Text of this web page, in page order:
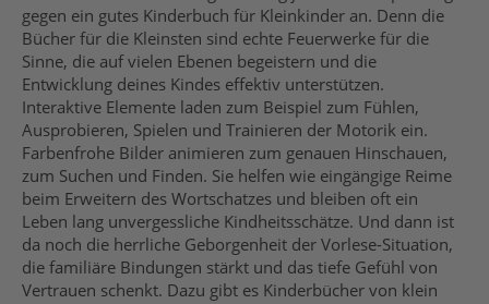
gegen ein gutes Kinderbuch für Kleinkinder an. Denn die
Bücher für die Kleinsten sind echte Feuerwerke für die
Sinne, die auf vielen Ebenen begeistern und die
Entwicklung deines Kindes effektiv unterstützen.
Interaktive Elemente laden zum Beispiel zum Fühlen,
Ausprobieren, Spielen und Trainieren der Motorik ein.
Farbenfrohe Bilder animieren zum genauen Hinschauen,
zum Suchen und Finden. Sie helfen wie eingängige Reime
beim Erweitern des Wortschatzes und bleiben oft ein
Leben lang unvergessliche Kindheitsschätze. Und dann ist
da noch die herrliche Geborgenheit der Vorlese-Situation,
die familiäre Bindungen stärkt und das tiefe Gefühl von
Vertrauen schenkt. Dazu gibt es Kinderbücher von klein